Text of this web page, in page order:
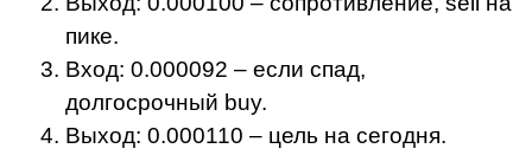
пике.
Вход: 0.000092 – если спад,
долгосрочный buy.
Выход: 0.000110 – цель на сегодня.